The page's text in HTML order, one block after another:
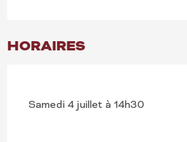
HORAIRES
Samedi 4 juillet à 14h30